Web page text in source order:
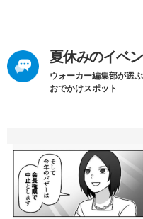
夏休みのイベ
ウォーカー編集部が選
おでかけスポット